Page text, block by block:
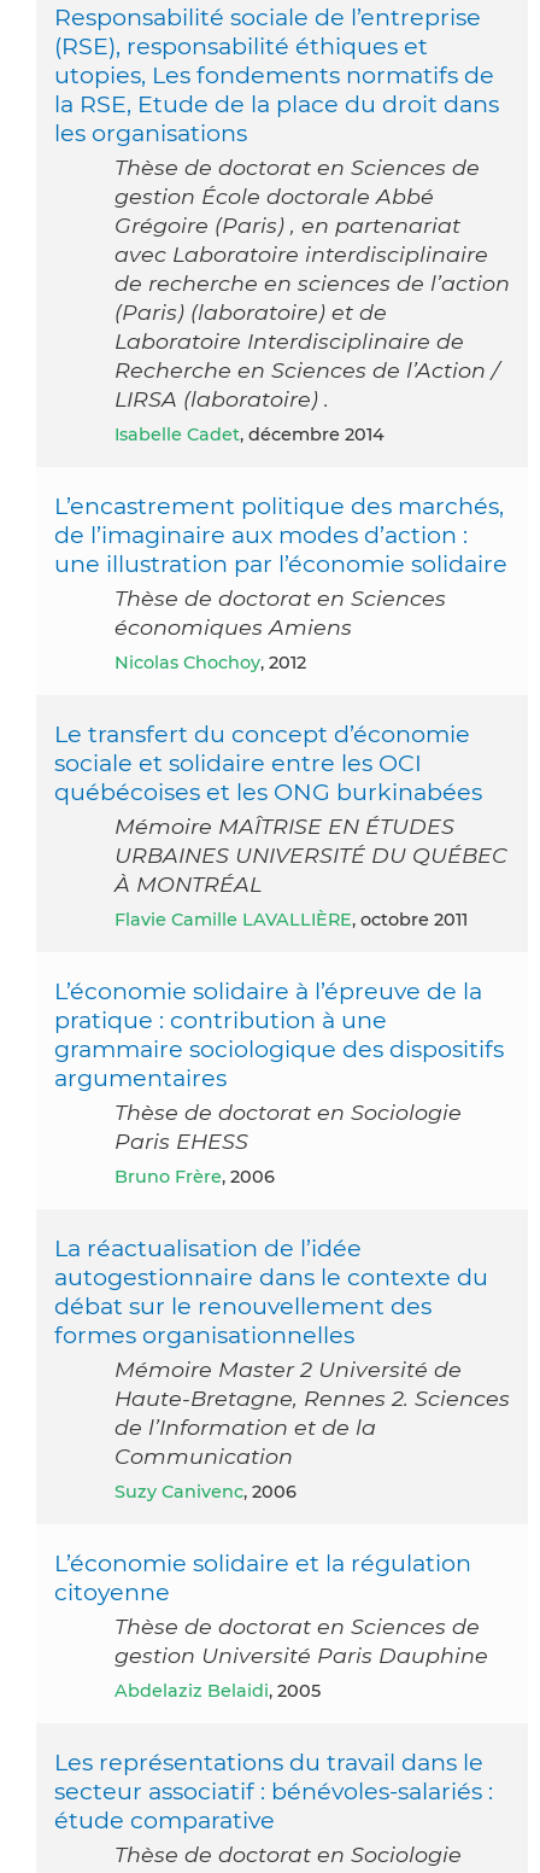
Responsabilité sociale de l’entreprise
(RSE), responsabilité éthiques et
utopies, Les fondements normatifs de
la RSE, Etude de la place du droit dans
les organisations
Thèse de doctorat en Sciences de
gestion École doctorale Abbé
Grégoire (Paris) , en partenariat
avec Laboratoire interdisciplinaire
de recherche en sciences de l’action
(Paris) (laboratoire) et de
Laboratoire Interdisciplinaire de
Recherche en Sciences de l’Action /
LIRSA (laboratoire) .
Isabelle Cadet, décembre 2014
L’encastrement politique des marchés,
de l’imaginaire aux modes d’action :
une illustration par l’économie solidaire
Thèse de doctorat en Sciences
économiques Amiens
Nicolas Chochoy, 2012
Le transfert du concept d’économie
sociale et solidaire entre les OCI
québécoises et les ONG burkinabées
Mémoire MAÎTRISE EN ÉTUDES
URBAINES UNIVERSITÉ DU QUÉBEC
À MONTRÉAL
Flavie Camille LAVALLIÈRE, octobre 2011
L’économie solidaire à l’épreuve de la
pratique : contribution à une
grammaire sociologique des dispositifs
argumentaires
Thèse de doctorat en Sociologie
Paris EHESS
Bruno Frère, 2006
La réactualisation de l’idée
autogestionnaire dans le contexte du
débat sur le renouvellement des
formes organisationnelles
Mémoire Master 2 Université de
Haute-Bretagne, Rennes 2. Sciences
de l’Information et de la
Communication
Suzy Canivenc, 2006
L’économie solidaire et la régulation
citoyenne
Thèse de doctorat en Sciences de
gestion Université Paris Dauphine
Abdelaziz Belaidi, 2005
Les représentations du travail dans le
secteur associatif : bénévoles-salariés :
étude comparative
Thèse de doctorat en Sociologie